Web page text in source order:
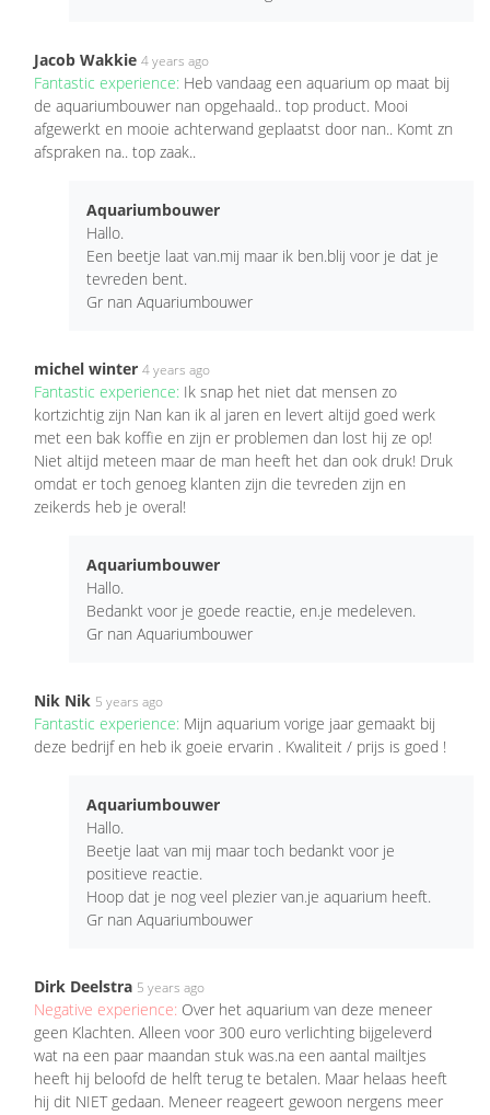
Jacob Wakkie 4 years ago
Fantastic experience: Heb vandaag een aquarium op maat bij
de aquariumbouwer nan opgehaald.. top product. Mooi
afgewerkt en mooie achterwand geplaatst door nan.. Komt zn
afspraken na.. top zaak..
Aquariumbouwer
Hallo.
Een beetje laat van.mij maar ik ben.blij voor je dat je
tevreden bent.
Gr nan Aquariumbouwer
michel winter 4 years ago
Fantastic experience: Ik snap het niet dat mensen zo
kortzichtig zijn Nan kan ik al jaren en levert altijd goed werk
met een bak koffie en zijn er problemen dan lost hij ze op!
Niet altijd meteen maar de man heeft het dan ook druk! Druk
omdat er toch genoeg klanten zijn die tevreden zijn en
zeikerds heb je overal!
Aquariumbouwer
Hallo.
Bedankt voor je goede reactie, en.je medeleven.
Gr nan Aquariumbouwer
Nik Nik 5 years ago
Fantastic experience: Mijn aquarium vorige jaar gemaakt bij
deze bedrijf en heb ik goeie ervarin . Kwaliteit / prijs is goed !
Aquariumbouwer
Hallo.
Beetje laat van mij maar toch bedankt voor je
positieve reactie.
Hoop dat je nog veel plezier van.je aquarium heeft.
Gr nan Aquariumbouwer
Dirk Deelstra 5 years ago
Negative experience: Over het aquarium van deze meneer
geen Klachten. Alleen voor 300 euro verlichting bijgeleverd
wat na een paar maandan stuk was.na een aantal mailtjes
heeft hij beloofd de helft terug te betalen. Maar helaas heeft
hij dit NIET gedaan. Meneer reageert gewoon nergens meer